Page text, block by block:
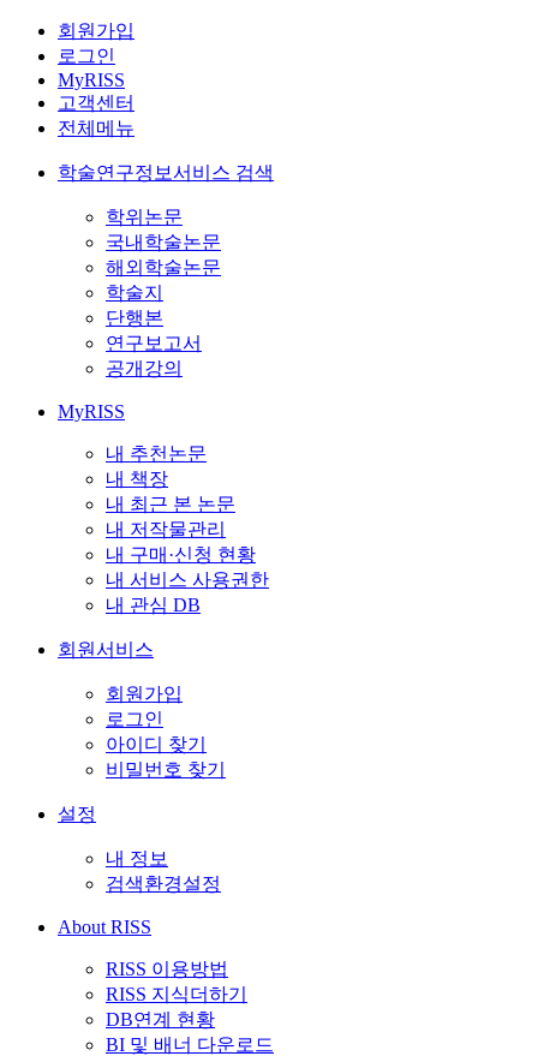
회원가입
로그인
MyRISS
고객센터
전체메뉴
학술연구정보서비스 검색
학위논문
국내학술논문
해외학술논문
학술지
단행본
연구보고서
공개강의
MyRISS
내 추천논문
내 책장
내 최근 본 논문
내 저작물관리
내 구매·신청 현황
내 서비스 사용권한
내 관심 DB
회원서비스
회원가입
로그인
아이디 찾기
비밀번호 찾기
설정
내 정보
검색환경설정
About RISS
RISS 이용방법
RISS 지식더하기
DB연계 현황
BI 및 배너 다운로드